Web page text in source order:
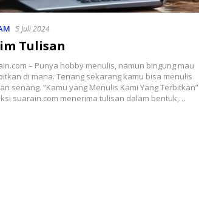
5 Juli 2024
Tulisan
– Punya hobby menulis, namun bingung mau
di mana. Tenang sekarang kamu bisa menulis
senang. “Kamu yang Menulis Kami Yang Terbitkan”
suarain.com menerima tulisan dalam bentuk,…